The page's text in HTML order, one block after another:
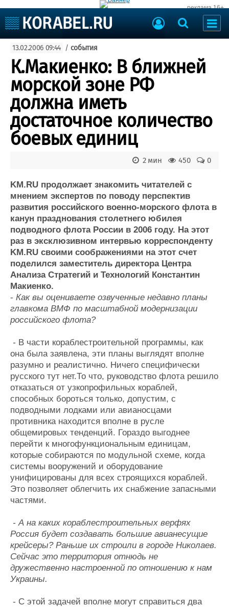
реклама 16+
Судоходство
Судоремонт
События
Порты
Рыболовство
ВМФ
Образование
Яхты и катера
Еще
Компании
Репутация
Крюинг
Журнал
Реклама
Доска объявлений
Оборудование
Изделия
Услуги
Конференции
Выставки и семинары
Личности
Словарь
Галерея флота
Форум
13.02.2006 09:44 / события
К.Макиенко: В ближней
морской зоне РФ
должна иметь
достаточное количество
боевых единиц
0
450
2 мин
KM.RU продолжает знакомить читателей с
мнением экспертов по поводу перспектив
развития российского военно-морского флота в
канун празднования столетнего юбилея
подводного флота России в 2006 году. На этот
раз в эксклюзивном интервью корреспонденту
KM.RU своими соображениями на этот счет
поделился заместитель директора Центра
Анализа Стратегий и Технологий Константин
Макиенко.
- Как вы оцениваете озвученные недавно планы
главкома ВМФ по масштабной модернизации
российского флота?
- В части кораблестроительной программы, как
она была заявлена, эти планы выглядят вполне
разумно и реалистично. Ничего специфически
русского тут нет.То что, руководство флота решило
отказаться от узкопрофильных кораблей,
способных бороться только, допустим, с
подводными лодками или авианосцами
противника находится вполне в русле
общемировых тенденций. Гораздо выгоднее
перейти к многофункциональным единицам,
которые собираются по модульной схеме, когда
системы вооружений и оборудование
унифицированы для всех строящихся кораблей.
Это позволяет облегчить их снабжение запасными
частями.
- А на каких кораблестроительных верфях
Россия будет создавать большие авианесущие
крейсеры? Раньше их строили в городе Николаев.
Сейчас это территория отнюдь не
дружественно настроенной по отношению к нам
Украины.
- С этой задачей вполне могут справиться два